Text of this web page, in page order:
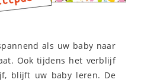
als uw baby naar
Ook tijdens het verblijf
blijft uw baby leren. De